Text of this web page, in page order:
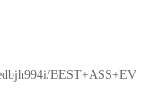
BEST+ASS+EV